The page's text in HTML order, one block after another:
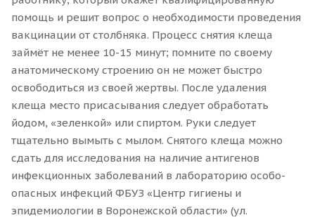
помощь и решит вопрос о необходимости проведения
вакцинации от столбняка. Процесс снятия клеща
займёт не менее 10-15 минут; помните по своему
анатомическому строению он не может быстро
освободиться из своей жертвы. После удаления
клеща место присасывания следует обработать
йодом, «зеленкой» или спиртом. Руки следует
тщательно вымыть с мылом. Снятого клеща можно
сдать для исследования на наличие антигенов
инфекционных заболеваний в лабораторию особо-
опасных инфекций ФБУЗ «Центр гигиены и
эпидемиологии в Воронежской области» (ул.